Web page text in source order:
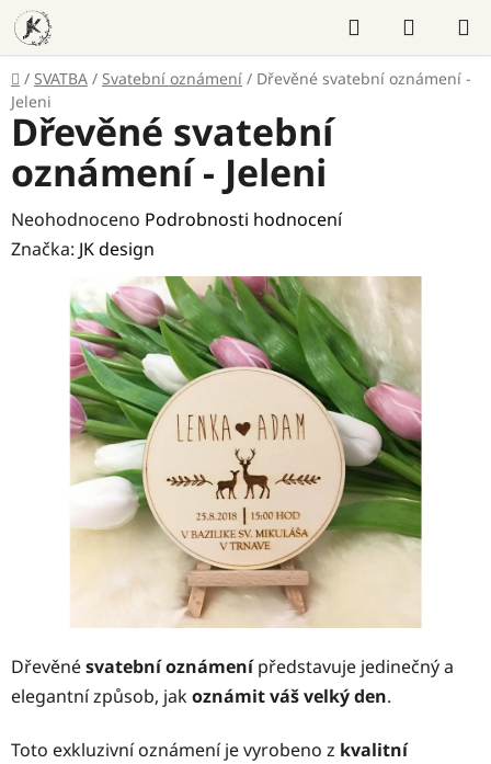
Přejít
na
obsah
Hledat
KOŠÍK
Domů
/ SVATBA / Svatební oznámení / Dřevěné svatební oznámení -
Jeleni
Dřevěnésvatební oznámenípředstavuje jedinečný a
elegantní způsob, jakoznámit váš velký den.
Toto exkluzivní oznámení je vyrobeno z kvalitní
Dřevěné svatební
oznámení - Jeleni
Průměrné
hodnocení
hvězdiček.
Neohodnoceno Podrobnosti hodnocení
Značka: JK design